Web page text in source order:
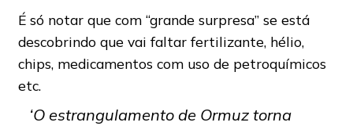
É só notar que com “grande surpresa” se está
descobrindo que vai faltar fertilizante, hélio,
chips, medicamentos com uso de petroquímicos
etc.
‘O estrangulamento de Ormuz torna